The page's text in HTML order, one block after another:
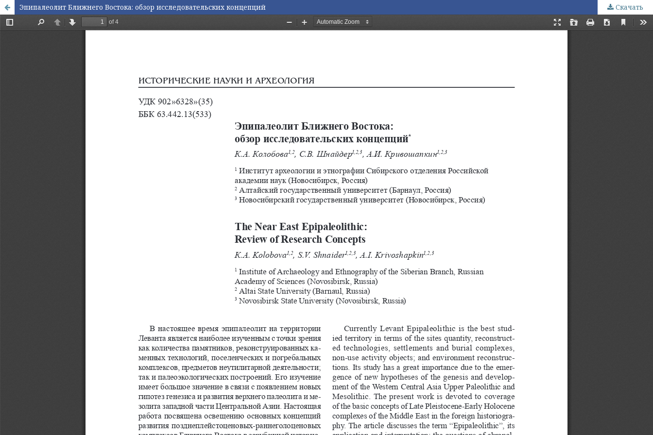
Эпипалеолит Ближнего Востока: обзор исследовательских концепций Скачать